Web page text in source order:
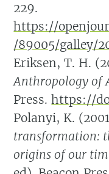
229.
https://
/89005/galley/
Eriksen, T. H.
Anthropology of
Press.https://
Polanyi, K.
transformation:
origins of our